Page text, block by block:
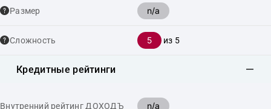
Размер n/a
Сложность 5 из 5
Кредитные рейтинги
Внутренний рейтинг ДОХОДЪ n/a